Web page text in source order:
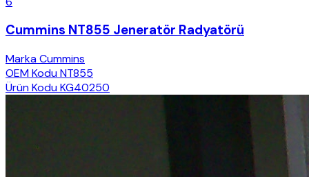
Cummins NT855 Jeneratör Radyatörü
MarkaCummins
OEM KoduNT855
Ürün KoduKG40250